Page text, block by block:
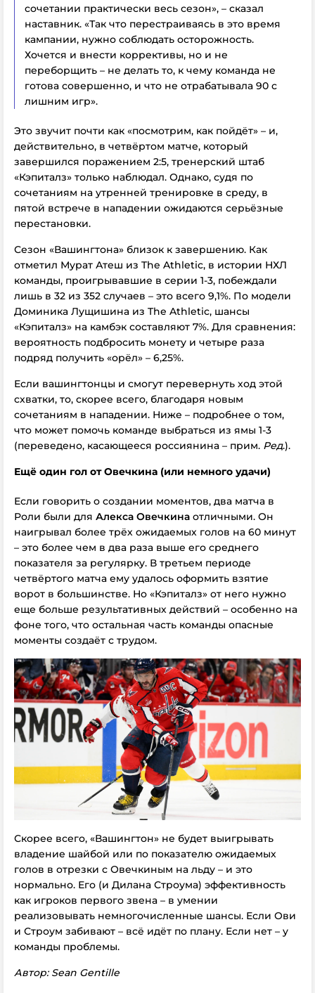
сочетании практически весь сезон», – сказал
наставник. «Так что перестраиваясь в это время
кампании, нужно соблюдать осторожность.
Хочется и внести коррективы, но и не
переборщить – не делать то, к чему команда не
готова совершенно, и что не отрабатывала 90 с
лишним игр».
Это звучит почти как «посмотрим, как пойдёт» – и,
действительно, в четвёртом матче, который
завершился поражением 2:5, тренерский штаб
«Кэпиталз» только наблюдал. Однако, судя по
сочетаниям на утренней тренировке в среду, в
пятой встрече в нападении ожидаются серьёзные
перестановки.
Сезон «Вашингтона» близок к завершению. Как
отметил Мурат Атеш из The Athletic, в истории НХЛ
команды, проигрывавшие в серии 1-3, побеждали
лишь в 32 из 352 случаев – это всего 9,1%. По модели
Доминика Лущишина из The Athletic, шансы
«Кэпиталз» на камбэк составляют 7%. Для сравнения:
вероятность подбросить монету и четыре раза
подряд получить «орёл» – 6,25%.
Если вашингтонцы и смогут перевернуть ход этой
схватки, то, скорее всего, благодаря новым
сочетаниям в нападении. Ниже – подробнее о том,
что может помочь команде выбраться из ямы 1-3
(переведено, касающееся россиянина – прим. Ред.).
Ещё один гол от Овечкина (или немного удачи)
Если говорить о создании моментов, два матча в
Роли были для Алекса Овечкина отличными. Он
наигрывал более трёх ожидаемых голов на 60 минут
– это более чем в два раза выше его среднего
показателя за регулярку. В третьем периоде
четвёртого матча ему удалось оформить взятие
ворот в большинстве. Но «Кэпиталз» от него нужно
еще больше результативных действий – особенно на
фоне того, что остальная часть команды опасные
моменты создаёт с трудом.
Скорее всего, «Вашингтон» не будет выигрывать
владение шайбой или по показателю ожидаемых
голов в отрезки с Овечкиным на льду – и это
нормально. Его (и Дилана Строума) эффективность
как игроков первого звена – в умении
реализовывать немногочисленные шансы. Если Ови
и Строум забивают – всё идёт по плану. Если нет – у
команды проблемы.
Автор: Sean Gentille